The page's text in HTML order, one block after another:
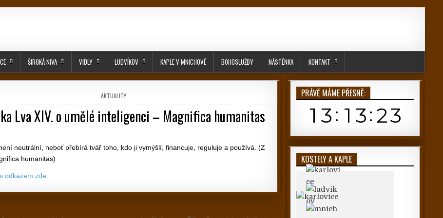
ŠIROKÁ NIVA VIDLY LUDVÍKOV KAPLE V MNICHOVĚ BOHOSLUŽBY NÁSTĚNKA KONTAKT
POSTED IN
AKTUALITY
Lva XIV. o umělé inteligenci – Magnifica humanitas
neutrální, neboť přebírá tvář toho, kdo ji vymýšlí, financuje, reguluje a používá. (Z
humanitas)
odkazem zde
PRÁVĚ MÁME PŘESNĚ:
KOSTELY A KAPLE